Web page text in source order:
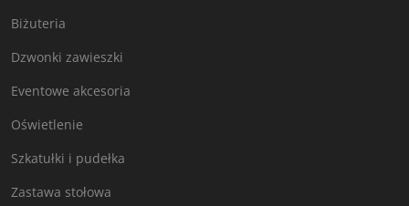
Biżuteria
Dzwonki zawieszki
Eventowe akcesoria
Oświetlenie
Szkatułki i pudełka
Zastawa stołowa